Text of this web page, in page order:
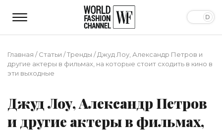
Главная /Статьи /Тренды /Джуд Лоу, Александр Петров и
другие актеры в фильмах, на которые стоит сходить в кино в
эти выходные
Джуд Лоу, Александр Петров
и другие актеры в фильмах,